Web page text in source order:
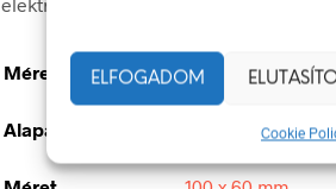
ELFOGADOM
Cookie
Méretek 100 × 60 mm
Alapanyag öntapadó